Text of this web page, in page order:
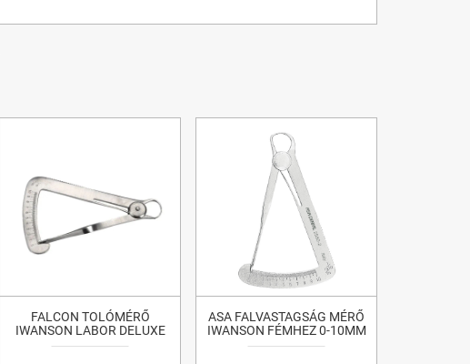
FALCON TOLÓMÉRŐ
IWANSON LABOR DELUXE
ASA FALVASTAGSÁG MÉRŐ
IWANSON FÉMHEZ 0-10MM